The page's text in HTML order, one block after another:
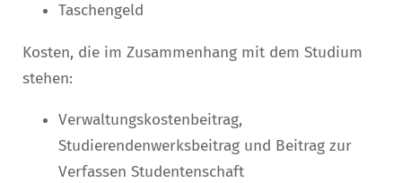
Taschengeld
Kosten, die im Zusammenhang mit dem Studium
stehen:
Verwaltungskostenbeitrag,
Studierendenwerksbeitrag und Beitrag zur
Verfassen Studentenschaft